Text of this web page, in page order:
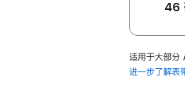
46
适用于大部
进一步了解表